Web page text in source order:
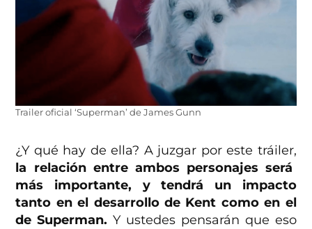
Trailer oficial ‘Superman’ de James Gunn
¿Y qué hay de ella? A juzgar por este tráiler,
la relación entre ambos personajes será
más importante, y tendrá un impacto
tanto en el desarrollo de Kent como en el
de Superman. Y ustedes pensarán que eso